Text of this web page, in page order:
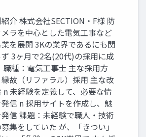
介 株式会社SECTION・F様 防
ラを中心とした電気工事など
を展開 3Kの業界であるにも関
3ヶ月で2名(20代)の採用に成
職種：電気工事士 主な採用方
故（リファラル）採用 主な改
n 未経験を定義して、必要な情
信 n 採用サイトを作成し、魅
信 課題：未経験で職人・技術
集をしていた が、「きつい」